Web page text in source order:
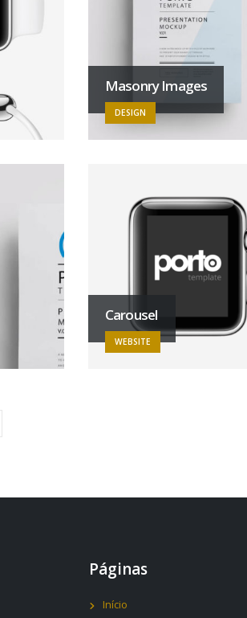
Masonry Images
DESIGN
Carousel
WEBSITE
Páginas
Início